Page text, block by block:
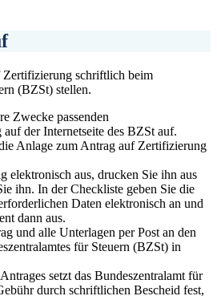
Zertifizierung schriftlich beim
(BZSt) stellen.
Zwecke passenden
der Internetseite des BZSt auf.
Anlage zum Antrag auf Zertifizierung
elektronisch aus, drucken Sie ihn aus
ihn. In der Checkliste geben Sie die
Daten elektronisch an und
dann aus.
und alle Unterlagen per Post an den
für Steuern (BZSt) in
setzt das Bundeszentralamt für
durch schriftlichen Bescheid fest,